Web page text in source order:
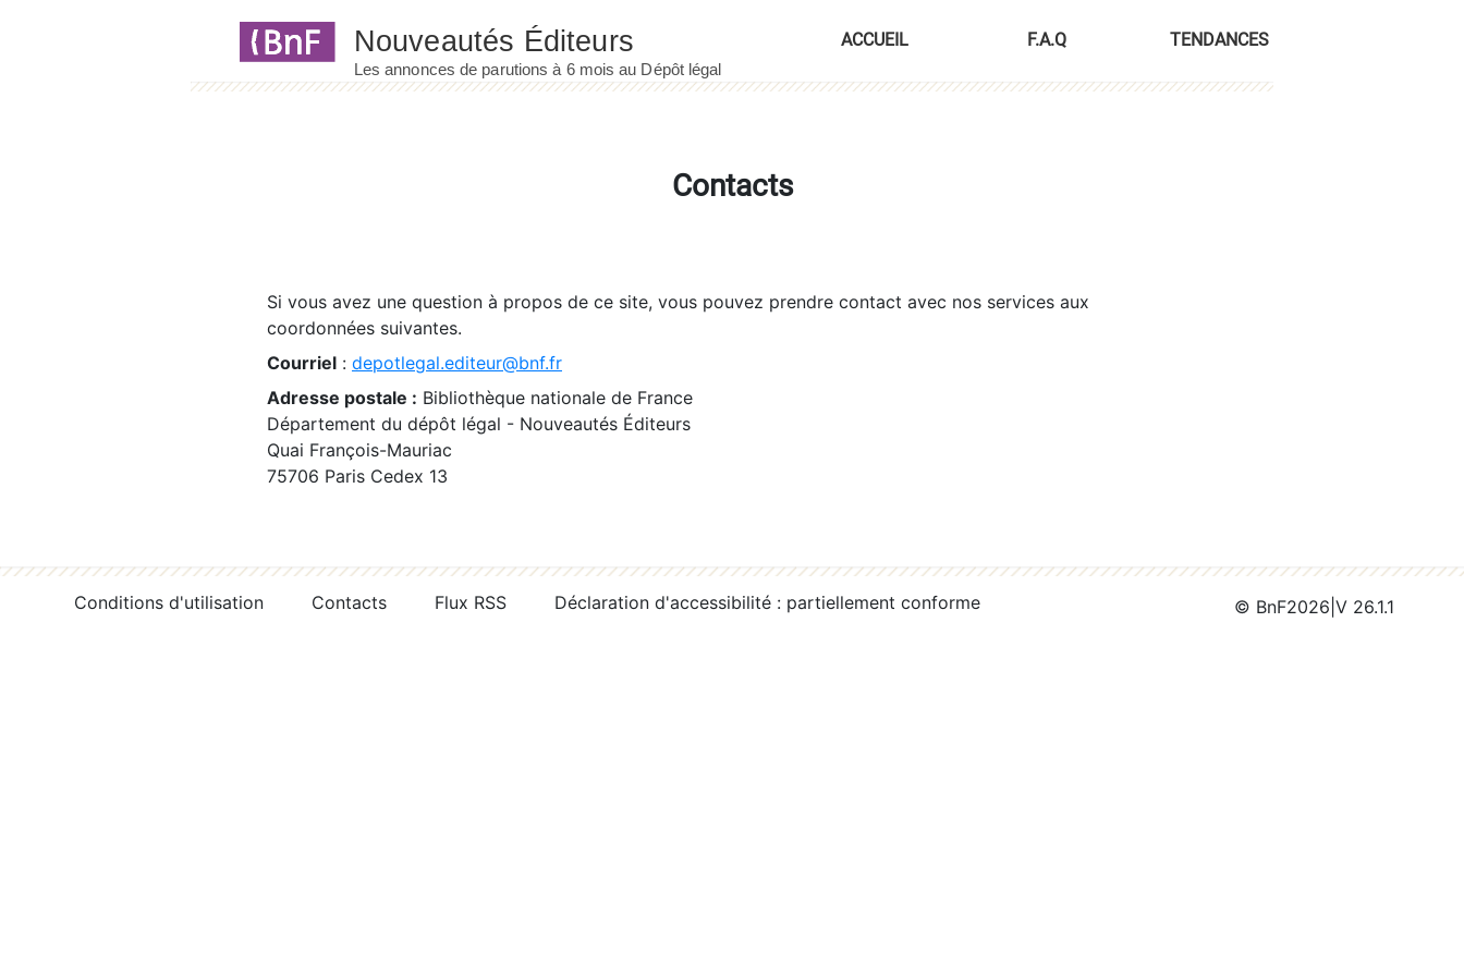
ACCUEIL F.A.Q TENDANCES
Contacts
Si vous avez une question à propos de ce site, vous pouvez prendre contact avec nos services aux
coordonnées suivantes.
Courriel : depotlegal.editeur@bnf.fr
Adresse postale : Bibliothèque nationale de France
Département du dépôt légal - Nouveautés Éditeurs
Quai François-Mauriac
75706 Paris Cedex 13
Conditions d'utilisation Contacts Flux RSS Déclaration d'accessibilité : partiellement conforme © BnF2026 V 26.1.1